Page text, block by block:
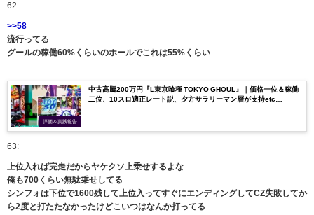
62:
>>58
流行ってる
グールの稼働60%くらいのホールでこれは55%くらい
評価＆実践報告
中古高騰200万円『L東京喰種 TOKYO GHOUL』｜価格一位＆稼働
二位、10スロ適正レート説、夕方サラリーマン層が支持etc…
63:
上位入れば完走だからヤケクソ上乗せするよな
俺も700くらい無駄乗せしてる
シンフォは下位で1600残して上位入ってすぐにエンディングしてCZ失敗してか
ら2度と打たたなかったけどこいつはなんか打ってる